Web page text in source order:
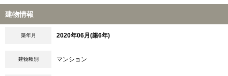
建物情報
築年月 2020年06月(築6年)
建物種別 マンション